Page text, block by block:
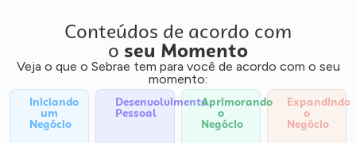
Conteúdos de acordo com
o seu Momento
Veja o que o Sebrae tem para você de acordo com o seu
momento:
Iniciando
um
Negócio
Desenvolvimento
Pessoal
Aprimorando
o
Negócio
Expandindo
o
Negócio